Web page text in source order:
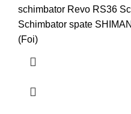
schimbator Revo RS36
Schimbator spate
(Foi)